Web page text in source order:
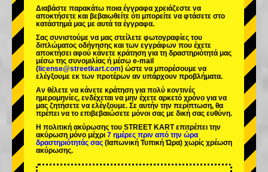
Διαβάστε παρακάτω ποια έγγραφα χρειάζεστε να
αποκτήσετε και βεβαιωθείτε ότι μπορείτε να φτάσετε στο
κατάστημά μας με αυτά τα έγγραφα.
Σας συνιστούμε να μας στείλετε φωτογραφίες του
διπλώματος οδήγησης και των εγγράφων που έχετε
αποκτήσει αφού κάνετε κράτηση για τη δραστηριότητά μας
μέσω της συνομιλίας ή μέσω e-mail
( license@streetkart.com) ώστε να μπορέσουμε να
ελέγξουμε εκ των προτέρων αν υπάρχουν προβλήματα.
Αν θέλετε να κάνετε κράτηση για πολύ κοντινές
ημερομηνίες, ενδέχεται να μην έχετε αρκετό χρόνο για να
μας ζητήσετε να ελέγξουμε. Σε αυτήν την περίπτωση, θα
πρέπει να το επιβεβαιώσετε μόνοι σας με δική σας ευθύνη.
Η πολιτική ακύρωσης του STREET KART επιτρέπει την
ακύρωση μόνο μέχρι 7 ημέρες πριν από την ώρα
δραστηριότητάς σας (Ιαπωνική Τυπική Ώρα) χωρίς χρέωση
ακύρωσης.